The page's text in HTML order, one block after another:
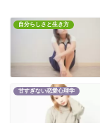
自分らしさと生き方
甘すぎない恋愛心理学